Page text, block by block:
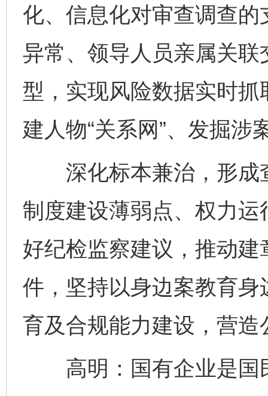
化、信息化对审查调查
异常、领导人员亲属关
型，实现风险数据实时
建人物“关系网”、发掘涉
深化标本兼治，形成
制度建设薄弱点、权力
好纪检监察建议，推动
件，坚持以身边案教育
育及合规能力建设，营
高明：国有企业是国